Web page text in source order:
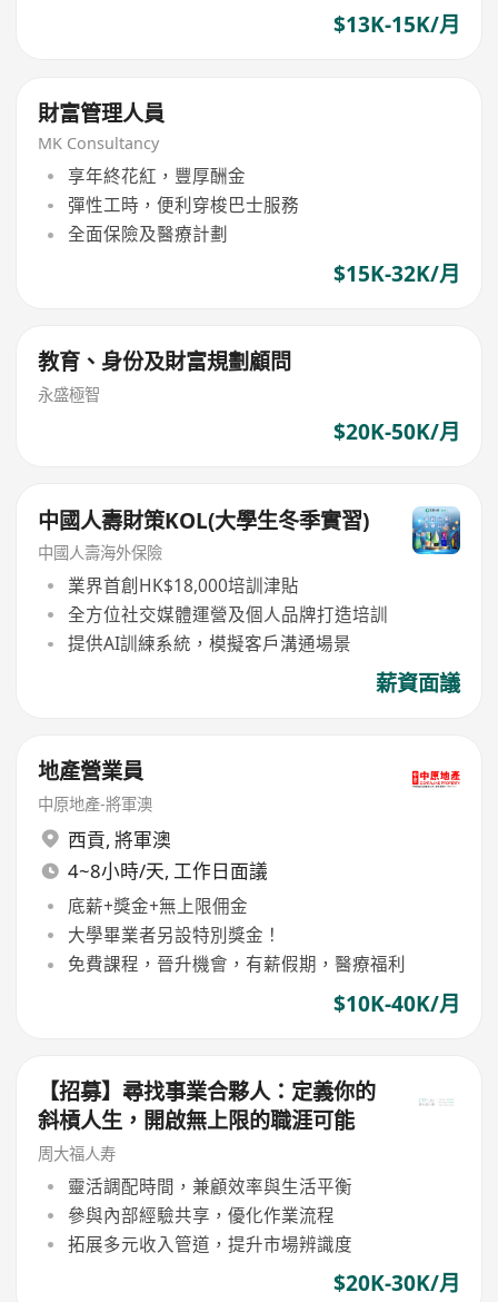
$13K-15K/月
財富管理人員
MK Consultancy
享年終花紅，豐厚酬金
彈性工時，便利穿梭巴士服務
全面保險及醫療計劃
$15K-32K/月
教育、身份及財富規劃顧問
永盛極智
$20K-50K/月
中國人壽財策KOL(大學生冬季實習)
中國人壽海外保險
業界首創HK$18,000培訓津貼
全方位社交媒體運營及個人品牌打造培訓
提供AI訓練系統，模擬客戶溝通場景
薪資面議
地產營業員
中原地產-將軍澳
西貢, 將軍澳
4~8小時/天, 工作日面議
底薪+獎金+無上限佣金
大學畢業者另設特別獎金！
免費課程，晉升機會，有薪假期，醫療福利
$10K-40K/月
【招募】尋找事業合夥人：定義你的
斜槓人生，開啟無上限的職涯可能
周大福人寿
靈活調配時間，兼顧效率與生活平衡
參與內部經驗共享，優化作業流程
拓展多元收入管道，提升市場辨識度
$20K-30K/月